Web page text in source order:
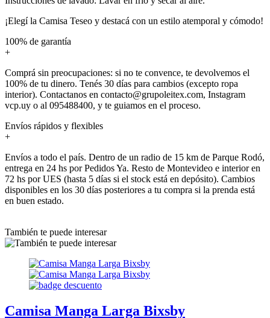
¡Elegí la Camisa Teseo y destacá con un estilo atemporal y cómodo!
100% de garantía
+
Comprá sin preocupaciones: si no te convence, te devolvemos el
100% de tu dinero. Tenés 30 días para cambios (excepto ropa
interior). Contactanos en contacto@grupoleitex.com, Instagram
vcp.uy o al 095488400, y te guiamos en el proceso.
Envíos rápidos y flexibles
+
Envíos a todo el país. Dentro de un radio de 15 km de Parque Rodó,
entrega en 24 hs por Pedidos Ya. Resto de Montevideo e interior en
72 hs por UES (hasta 5 días si el stock está en depósito). Cambios
disponibles en los 30 días posteriores a tu compra si la prenda está
en buen estado.
También te puede interesar
Camisa Manga Larga Bixsby